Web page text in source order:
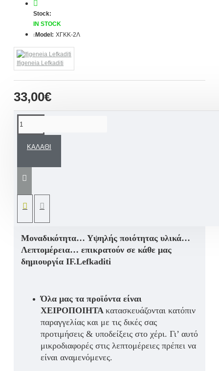
33,00€
Stock:
IN STOCK
Model: ΧΓΚΚ-2Λ
Ifigeneia Lefkaditi
ΚΑΛΆΘΙ
με τις προσωπικές σας ευχές για την νονά αλλά
και τον νονό
χειροποίητες πινελιές.
Μοναδικότητα… Υψηλής ποιότητας υλικά…
Λεπτομέρεια… επικρατούν σε κάθε μας
δημιουργία IF.Lefkaditi
Όλα μας τα προϊόντα είναι
ΧΕΙΡΟΠΟΙΗΤΑ κατασκευάζονται κατόπιν
παραγγελίας και με τις δικές σας
προτιμήσεις & υποδείξεις στο χέρι. Γι’ αυτό
μικροδιαφορές στις λεπτομέρειες πρέπει να
είναι αναμενόμενες.